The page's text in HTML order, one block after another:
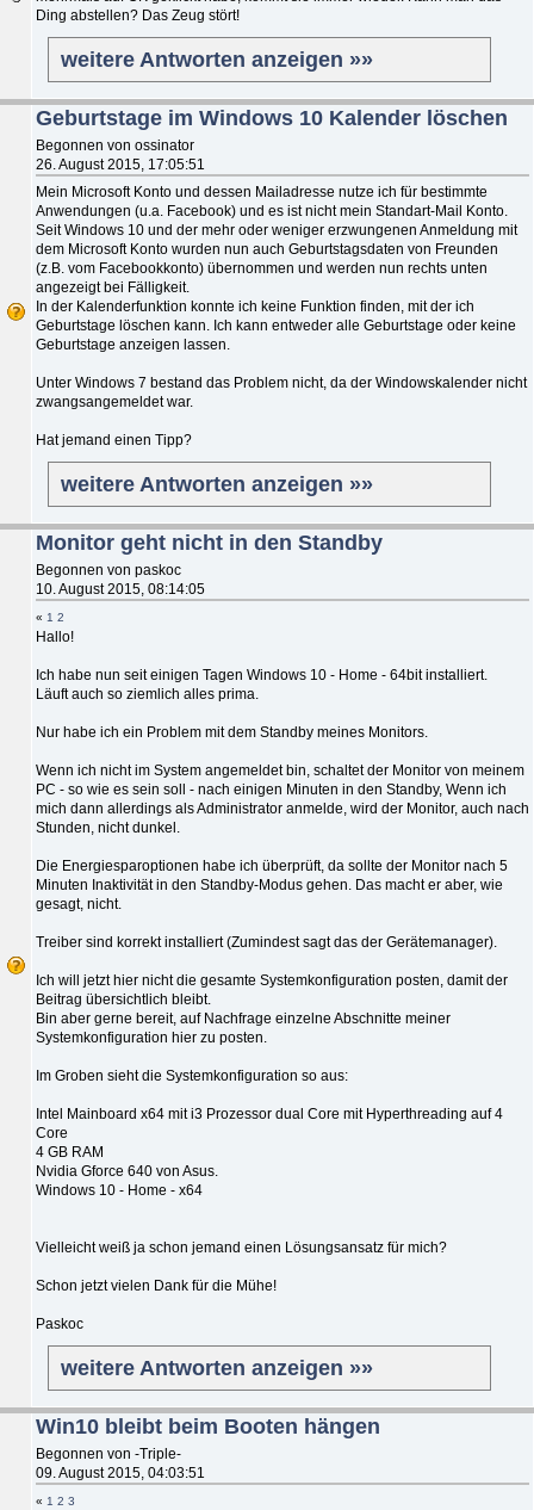
Ding abstellen? Das Zeug stört!
weitere Antworten anzeigen »»
Geburtstage im Windows 10 Kalender löschen
Begonnen von ossinator
26. August 2015, 17:05:51
Mein Microsoft Konto und dessen Mailadresse nutze ich für bestimmte
Anwendungen (u.a. Facebook) und es ist nicht mein Standart-Mail Konto.
Seit Windows 10 und der mehr oder weniger erzwungenen Anmeldung mit
dem Microsoft Konto wurden nun auch Geburtstagsdaten von Freunden
(z.B. vom Facebookkonto) übernommen und werden nun rechts unten
angezeigt bei Fälligkeit.
In der Kalenderfunktion konnte ich keine Funktion finden, mit der ich
Geburtstage löschen kann. Ich kann entweder alle Geburtstage oder keine
Geburtstage anzeigen lassen.
Unter Windows 7 bestand das Problem nicht, da der Windowskalender nicht
zwangsangemeldet war.
Hat jemand einen Tipp?
weitere Antworten anzeigen »»
Monitor geht nicht in den Standby
Begonnen von paskoc
10. August 2015, 08:14:05
« 1 2
Hallo!
Ich habe nun seit einigen Tagen Windows 10 - Home - 64bit installiert.
Läuft auch so ziemlich alles prima.
Nur habe ich ein Problem mit dem Standby meines Monitors.
Wenn ich nicht im System angemeldet bin, schaltet der Monitor von meinem
PC - so wie es sein soll - nach einigen Minuten in den Standby, Wenn ich
mich dann allerdings als Administrator anmelde, wird der Monitor, auch nach
Stunden, nicht dunkel.
Die Energiesparoptionen habe ich überprüft, da sollte der Monitor nach 5
Minuten Inaktivität in den Standby-Modus gehen. Das macht er aber, wie
gesagt, nicht.
Treiber sind korrekt installiert (Zumindest sagt das der Gerätemanager).
Ich will jetzt hier nicht die gesamte Systemkonfiguration posten, damit der
Beitrag übersichtlich bleibt.
Bin aber gerne bereit, auf Nachfrage einzelne Abschnitte meiner
Systemkonfiguration hier zu posten.
Im Groben sieht die Systemkonfiguration so aus:
Intel Mainboard x64 mit i3 Prozessor dual Core mit Hyperthreading auf 4
Core
4 GB RAM
Nvidia Gforce 640 von Asus.
Windows 10 - Home - x64
Vielleicht weiß ja schon jemand einen Lösungsansatz für mich?
Schon jetzt vielen Dank für die Mühe!
Paskoc
weitere Antworten anzeigen »»
Win10 bleibt beim Booten hängen
Begonnen von -Triple-
09. August 2015, 04:03:51
« 1 2 3